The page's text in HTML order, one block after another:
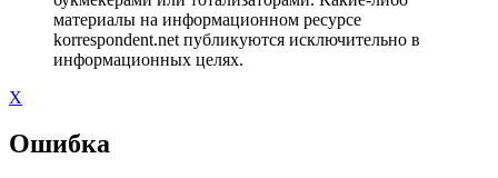
материалы на информационном ресурсе
korrespondent.net публикуются исключительно в
информационных целях.
X
Ошибка